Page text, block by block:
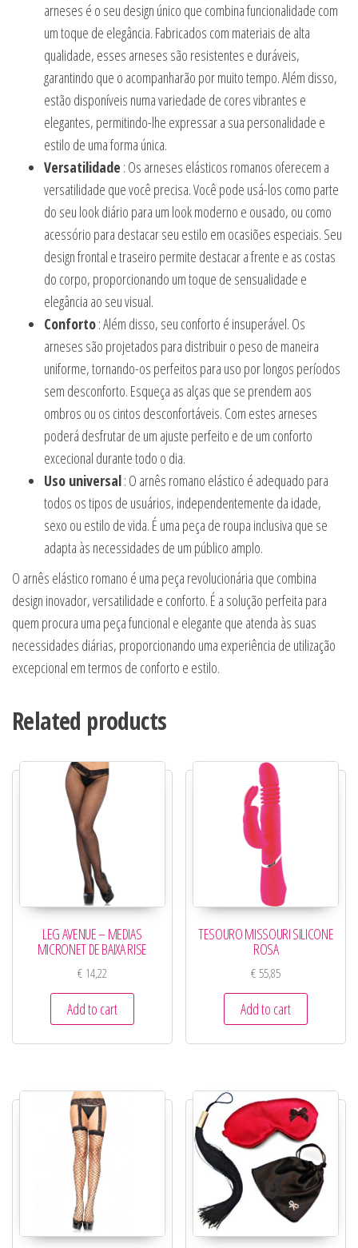
arneses é o seu design único que combina funcionalidade com
um toque de elegância. Fabricados com materiais de alta
qualidade, esses arneses são resistentes e duráveis,
garantindo que o acompanharão por muito tempo. Além disso,
estão disponíveis numa variedade de cores vibrantes e
elegantes, permitindo-lhe expressar a sua personalidade e
estilo de uma forma única.
Versatilidade : Os arneses elásticos romanos oferecem a
versatilidade que você precisa. Você pode usá-los como parte
do seu look diário para um look moderno e ousado, ou como
acessório para destacar seu estilo em ocasiões especiais. Seu
design frontal e traseiro permite destacar a frente e as costas
do corpo, proporcionando um toque de sensualidade e
elegância ao seu visual.
Conforto: Além disso, seu conforto é insuperável. Os
arneses são projetados para distribuir o peso de maneira
uniforme, tornando-os perfeitos para uso por longos períodos
sem desconforto. Esqueça as alças que se prendem aos
ombros ou os cintos desconfortáveis. Com estes arneses
poderá desfrutar de um ajuste perfeito e de um conforto
excecional durante todo o dia.
Uso universal: O arnês romano elástico é adequado para
todos os tipos de usuários, independentemente da idade,
sexo ou estilo de vida. É uma peça de roupa inclusiva que se
adapta às necessidades de um público amplo.
O arnês elástico romano é uma peça revolucionária que combina
design inovador, versatilidade e conforto. É a solução perfeita para
quem procura uma peça funcional e elegante que atenda às suas
necessidades diárias, proporcionando uma experiência de utilização
excepcional em termos de conforto e estilo.
Related products
LEG AVENUE – MEDIAS
MICRONET DE BAIXA RISE
€14,22
Add to cart
TESOURO MISSOURI SILICONE
ROSA
€ 55,85
Add to cart